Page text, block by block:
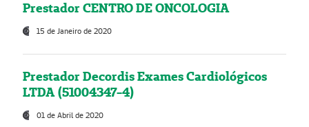
Prestador CENTRO DE ONCOLOGIA
15 de Janeiro de 2020
Prestador Decordis Exames Cardiológicos
LTDA (51004347-4)
01 de Abril de 2020